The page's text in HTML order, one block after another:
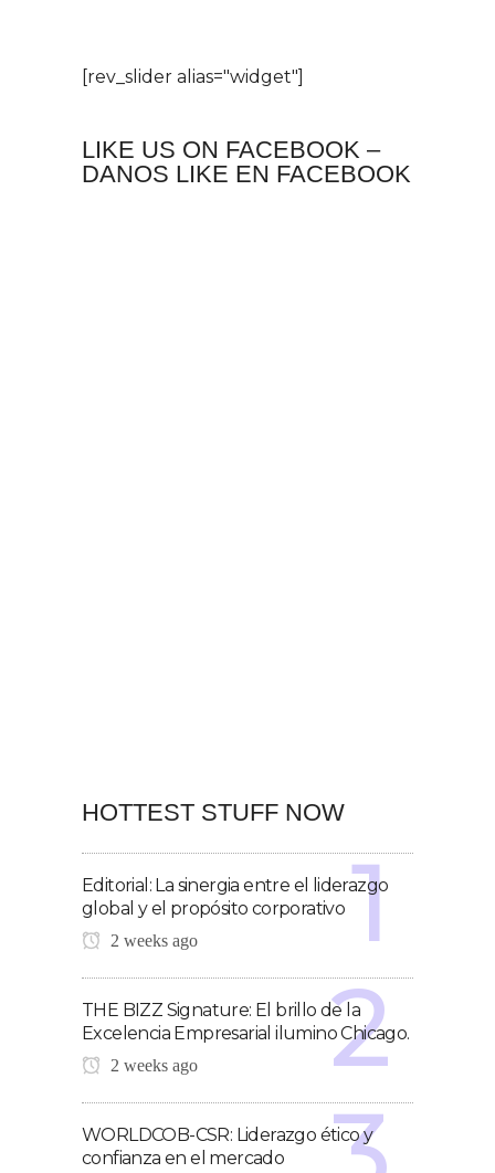
[rev_slider alias="widget"]
LIKE US ON FACEBOOK –
DANOS LIKE EN FACEBOOK
HOTTEST STUFF NOW
Editorial: La sinergia entre el liderazgo
global y el propósito corporativo
2 weeks ago
THE BIZZ Signature: El brillo de la
Excelencia Empresarial ilumino Chicago.
2 weeks ago
WORLDCOB-CSR: Liderazgo ético y
confianza en el mercado